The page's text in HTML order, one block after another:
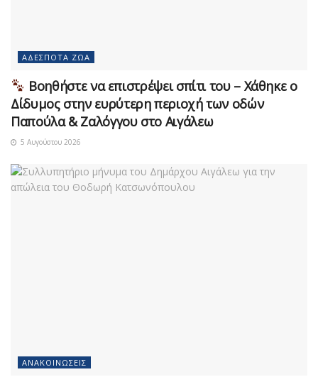
ΑΔΈΣΠΟΤΑ ΖΏΑ
Βοηθήστε να επιστρέψει σπίτι του – Χάθηκε ο
Δίδυμος στην ευρύτερη περιοχή των οδών
Παπούλα & Ζαλόγγου στο Αιγάλεω
5 Αυγούστου 2026
ΑΝΑΚΟΙΝΏΣΕΙΣ